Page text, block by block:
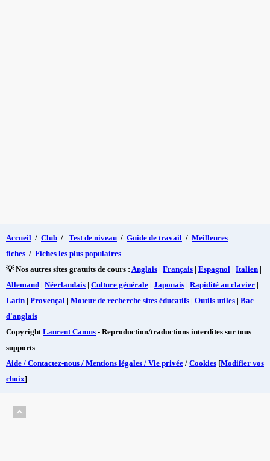
Accueil / Club / Test de niveau / Guide de travail / Meilleures
fiches / Fiches les plus populaires
💡 Nos autres sites gratuits de cours : Anglais | Français | Espagnol | Italien |
Allemand | Néerlandais | Culture générale | Japonais | Rapidité au clavier |
Latin | Provençal | Moteur de recherche sites éducatifs | Outils utiles | Bac
d'anglais
Copyright Laurent Camus - Reproduction/traductions interdites sur tous
supports
Aide / Contactez-nous / Mentions légales / Vie privée / Cookies [Modifier vos
choix]